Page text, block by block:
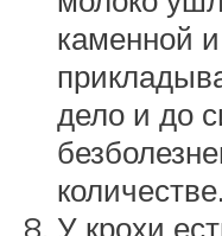
каменной
дело и до
количестве.
У крохи